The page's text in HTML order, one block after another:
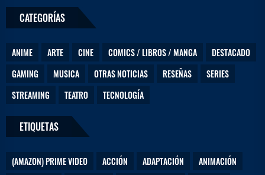
e
a
CATEGORÍAS
ANIME ARTE CINE COMICS / LIBROS / MANGA
DESTACADO
GAMING
MUSICA OTRAS NOTICIAS RESEÑAS
SERIES
STREAMING
TEATRO TECNOLOGÍA
ETIQUETAS
(AMAZON) PRIME VIDEO ACCIÓN ADAPTACIÓN
ANIMACIÓN